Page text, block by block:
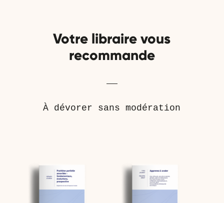
Votre libraire vous
recommande
À dévorer sans modération